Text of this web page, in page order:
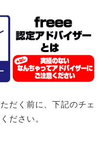
だく前に、下記のチェ
ださい。